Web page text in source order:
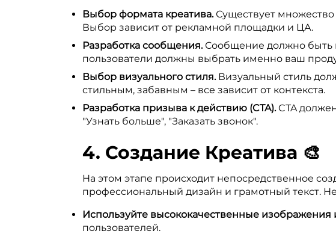
Выбор формата креатива.Существует множество
Выбор зависит от рекламной площадки и ЦА.
Разработка сообщения.Сообщение должно быть
пользователи должны выбрать именно ваш
Выбор визуального стиля.Визуальный стиль
стильным, забавным – все зависит от контекста.
Разработка призыва к действию (CTA).CTA
"Узнать больше", "Заказать звонок".
4. Создание Креатива 🎨
На этом этапе происходит непосредственное
профессиональный дизайн и грамотный текст.
Используйте высококачественные изображения
пользователей.